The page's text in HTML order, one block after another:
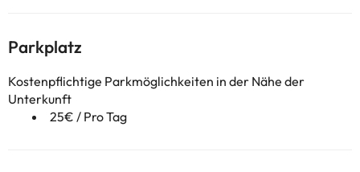
Parkplatz
Kostenpflichtige Parkmöglichkeiten in der Nähe der
Unterkunft
25€ / Pro Tag